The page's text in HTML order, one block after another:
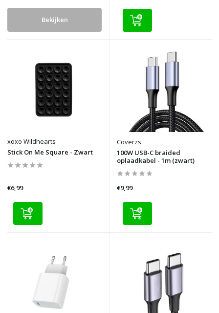
Bekijken
xoxo Wildhearts
Stick On Me Square - Zwart
€6,99
Coverzs
100W USB-C braided
oplaadkabel - 1m (zwart)
€9,99